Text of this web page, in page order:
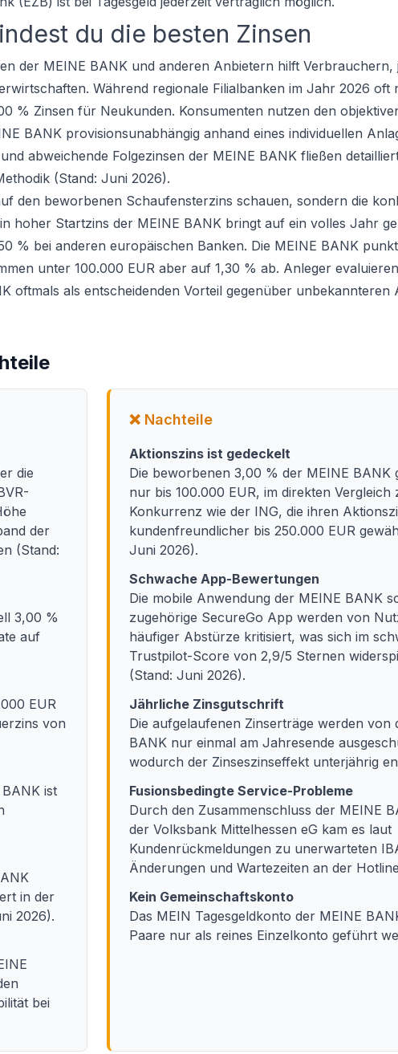
du die besten Zinsen
der MEINE BANK und anderen Anbietern hilft Verbrauchern,
Während regionale Filialbanken im Jahr 2026 oft
% Zinsen für Neukunden. Konsumenten nutzen den
BANK provisionsunabhängig anhand eines individuellen
abweichende Folgezinsen der MEINE BANK fließen
(Stand: Juni 2026).
den beworbenen Schaufensterzins schauen, sondern die
hoher Startzins der MEINE BANK bringt auf ein volles Jahr
% bei anderen europäischen Banken. Die MEINE BANK
unter 100.000 EUR aber auf 1,30 % ab. Anleger
oftmals als entscheidenden Vorteil gegenüber unbekannteren
die
der
(Stand:
3,00 %
auf
EUR
von
ist
in der
2026).
bei
❌ Nachteile
Aktionszins ist gedeckelt
Die beworbenen 3,00 % der MEINE BANK
nur bis 100.000 EUR, im direkten Vergleich
Konkurrenz wie der ING, die ihren
kundenfreundlicher bis 250.000 EUR
Juni 2026).
Schwache App-Bewertungen
Die mobile Anwendung der MEINE BANK
zugehörige SecureGo App werden von
häufiger Abstürze kritisiert, was sich im
Trustpilot-Score von 2,9/5 Sternen
(Stand: Juni 2026).
Jährliche Zinsgutschrift
Die aufgelaufenen Zinserträge werden von
BANK nur einmal am Jahresende
wodurch der Zinseszinseffekt unterjährig
Fusionsbedingte Service-Probleme
Durch den Zusammenschluss der MEINE
der Volksbank Mittelhessen eG kam es laut
Kundenrückmeldungen zu unerwarteten
Änderungen und Wartezeiten an der
Kein Gemeinschaftskonto
Das MEIN Tagesgeldkonto der MEINE
Paare nur als reines Einzelkonto geführt